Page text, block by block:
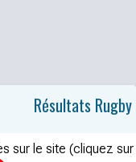
Résultats Rugby
sur le site (cliquez sur